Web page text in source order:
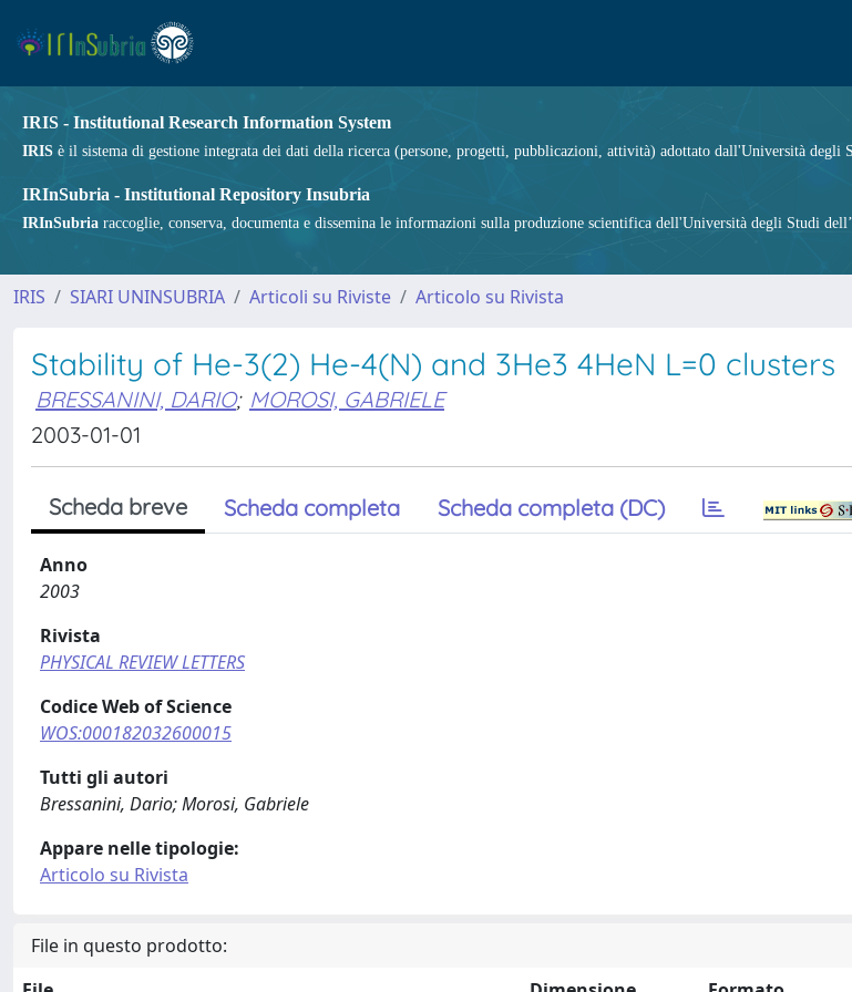
IRIS - Institutional Research Information System
IRIS è il sistema di gestione integrata dei dati della ricerca (persone, progetti, pubblicazioni, attività) adottato dall'Università degli
IRInSubria - Institutional Repository Insubria
IRInSubria raccoglie, conserva, documenta e dissemina le informazioni sulla produzione scientifica dell'Università degli Studi
IRIS SIARI UNINSUBRIA Articoli su Riviste Articolo su Rivista
Stability of He-3(2) He-4(N) and 3He3 4HeN L=0 clusters
BRESSANINI, DARIO; MOROSI, GABRIELE
2003-01-01
Scheda breve Scheda completa Scheda completa (DC)
Anno
2003
Rivista
PHYSICAL REVIEW LETTERS
Codice Web of Science
WOS:000182032600015
Tutti gli autori
Bressanini, Dario; Morosi, Gabriele
Appare nelle tipologie:
Articolo su Rivista
File in questo prodotto: